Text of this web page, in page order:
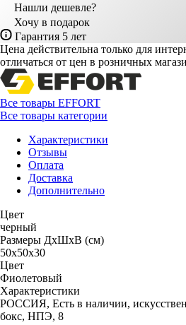
Нашли дешевле?
Хочу в подарок
Гарантия 5 лет
Цена действительна только для
отличаться от цен в розничных
Все товары EFFORT
Все товары категории
Характеристики
Отзывы
Оплата
Доставка
Дополнительно
Цвет
черный
Размеры ДхШхВ (см)
50х50х30
Цвет
Фиолетовый
Характеристики
РОССИЯ, Есть в наличии,
бокс, НПЭ, 8